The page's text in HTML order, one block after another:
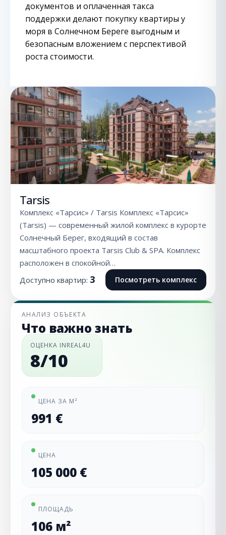
документов и оплаченная такса
поддержки делают покупку квартиры у
моря в Солнечном Береге выгодным и
безопасным вложением с перспективой
роста стоимости.
Tarsis
Комплекс «Тарсис» / Tarsis Комплекс «Тарсис»
(Tarsis) — современный жилой комплекс в курорте
Солнечный Берег, входящий в состав
масштабного проекта Tarsis Club & SPA. Комплекс
расположен в спокойной…
Доступно квартир: 3 Посмотреть комплекс
АНАЛИЗ ОБЪЕКТА
Что важно знать
ОЦЕНКА INREAL4U
8/10
ЦЕНА ЗА М²
991 €
ЦЕНА
105 000 €
ПЛОЩАДЬ
106 м²